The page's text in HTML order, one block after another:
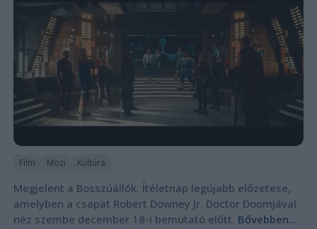
Film Mozi Kultúra
Megjelent a Bosszúállók: Ítéletnap legújabb előzetese,
amelyben a csapat Robert Downey Jr. Doctor Doomjával
néz szembe december 18-i bemutató előtt. Bővebben...